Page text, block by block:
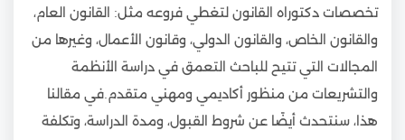
تخصصات دكتوراه القانون لتغطي فروعه مثل: القانون العام،
والقانون الخاص، والقانون الدولي، وقانون الأعمال، وغيرها من
المجالات التي تتيح للباحث التعمق في دراسة الأنظمة
والتشريعات من منظور أكاديمي ومهني متقدم.في مقالنا
هذا، سنتحدث أيضًا عن شروط القبول، ومدة الدراسة، وتكلفة